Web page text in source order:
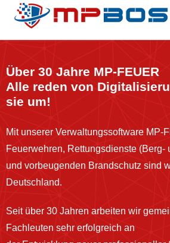
Über 30 Jahre MP-FEUER
Alle reden von
sie um!
Mit unserer Verwaltungssoftware MP-
Feuerwehren, Rettungsdienste (Berg-
und vorbeugenden Brandschutz sind
Deutschland.
Seit über 30 Jahren arbeiten wir
Fachleuten sehr erfolgreich an